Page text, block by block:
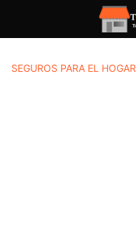
SEGUROS PARA EL HOGAR